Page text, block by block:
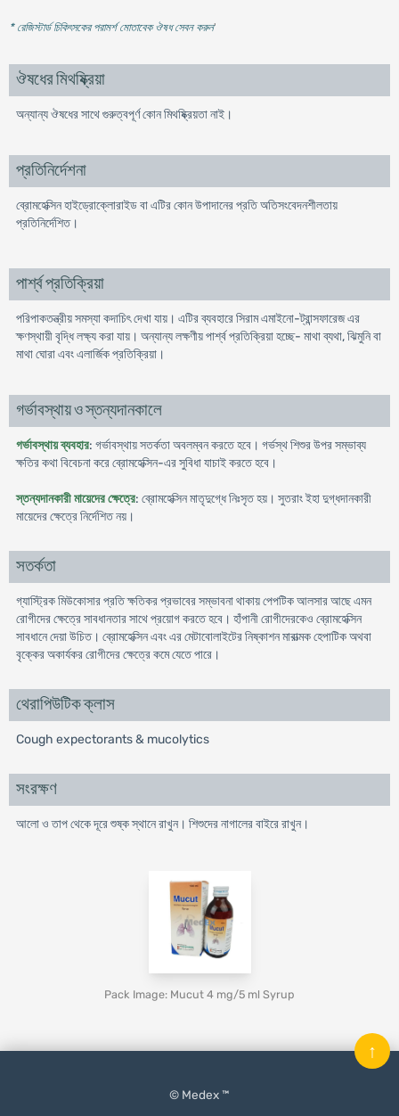
* রেজিস্টার্ড চিকিৎসকের পরামর্শ মোতাবেক ঔষধ সেবন করুন'
ঔষধের মিথষ্ক্রিয়া
অন্যান্য ঔষধের সাথে গুরুত্বপূর্ণ কোন মিথষ্ক্রিয়তা নাই।
প্রতিনির্দেশনা
ব্রোমহেক্সিন হাইড্রোক্লোরাইড বা এটির কোন উপাদানের প্রতি অতিসংবেদনশীলতায়
প্রতিনির্দেশিত।
পার্শ্ব প্রতিক্রিয়া
পরিপাকতন্ত্রীয় সমস্যা কদাচিৎ দেখা যায়। এটির ব্যবহারে সিরাম এমাইনো-ট্রান্সফারেজ এর
ক্ষণস্থায়ী বৃদ্ধি লক্ষ্য করা যায়। অন্যান্য লক্ষণীয় পার্শ্ব প্রতিক্রিয়া হচ্ছে- মাথা ব্যথা, ঝিমুনি বা
মাথা ঘোরা এবং এলার্জিক প্রতিক্রিয়া।
গর্ভাবস্থায় ও স্তন্যদানকালে
গর্ভাবস্থায় ব্যবহার: গর্ভাবস্থায় সতর্কতা অবলম্বন করতে হবে। গর্ভস্থ শিশুর উপর সম্ভাব্য
ক্ষতির কথা বিবেচনা করে ব্রোমহেক্সিন-এর সুবিধা যাচাই করতে হবে।
স্তন্যদানকারী মায়েদের ক্ষেত্রে: ব্রোমহেক্সিন মাতৃদুগ্ধে নিঃসৃত হয়। সুতরাং ইহা দুগ্ধদানকারী
মায়েদের ক্ষেত্রে নির্দেশিত নয়।
সতর্কতা
গ্যাস্ট্রিক মিউকোসার প্রতি ক্ষতিকর প্রভাবের সম্ভাবনা থাকায় পেপটিক আলসার আছে এমন
রোগীদের ক্ষেত্রে সাবধানতার সাথে প্রয়োগ করতে হবে। হাঁপানী রোগীদেরকেও ব্রোমহেক্সিন
সাবধানে দেয়া উচিত। ব্রোমহেক্সিন এবং এর মেটাবোলাইটের নিষ্কাশন মারাত্মক হেপাটিক অথবা
বৃক্কের অকার্যকর রোগীদের ক্ষেত্রে কমে যেতে পারে।
থেরাপিউটিক ক্লাস
Cough expectorants & mucolytics
সংরক্ষণ
আলো ও তাপ থেকে দূরে শুষ্ক স্থানে রাখুন। শিশুদের নাগালের বাইরে রাখুন।
Pack Image: Mucut 4 mg/5 ml Syrup
© Medex ™
↑